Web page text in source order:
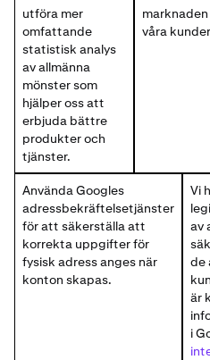
utföra mer
omfattande
statistisk analys
av allmänna
mönster som
hjälper oss att
erbjuda bättre
produkter och
tjänster.
våra
Använda Googles
adressbekräftelsetjänster
för att säkerställa att
korrekta uppgifter för
fysisk adress anges när
konton skapas.
Vi
av
de
är
i